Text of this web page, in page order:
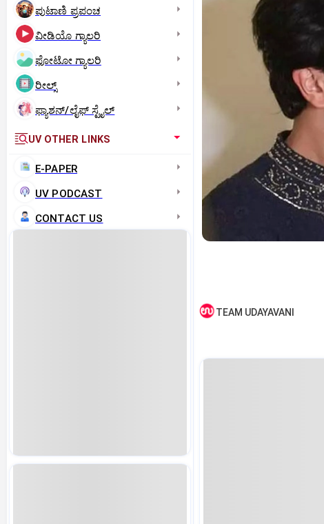
ಪುಟಾಣಿ ಪ್ರಪಂಚ
ವೀಡಿಯೊ ಗ್ಯಾಲರಿ
ಫೋಟೋ ಗ್ಯಾಲರಿ
ರೀಲ್ಸ್
ಫ್ಯಾಶನ್/ಲೈಫ್‌ ಸ್ಟೈಲ್
UV OTHER LINKS
E-PAPER
UV PODCAST
CONTACT US
TEAM UDAYAVANI